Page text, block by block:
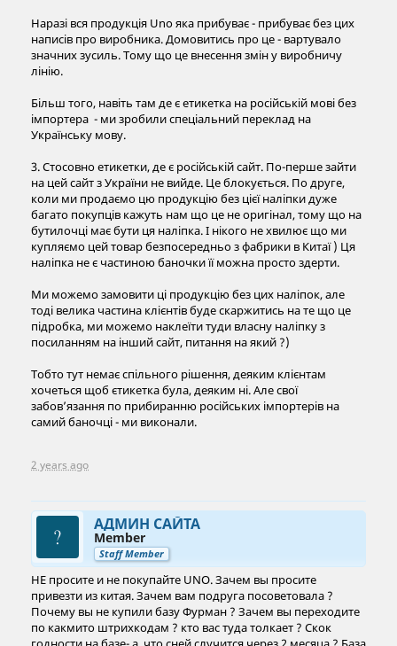
Наразі вся продукція Uno яка прибуває - прибуває без цих
написів про виробника. Домовитись про це - вартувало
значних зусиль. Тому що це внесення змін у виробничу
лінію.
Більш того, навіть там де є етикетка на російській мові без
імпортера - ми зробили спеціальний переклад на
Українську мову.
3. Стосовно етикетки, де є російській сайт. По-перше зайти
на цей сайт з України не вийде. Це блокується. По друге,
коли ми продаємо цю продукцію без цієї наліпки дуже
багато покупців кажуть нам що це не оригінал, тому що на
бутилочці має бути ця наліпка. І нікого не хвилює що ми
купляємо цей товар безпосередньо з фабрики в Китаї ) Ця
наліпка не є частиною баночки її можна просто здерти.
Ми можемо замовити ці продукцію без цих наліпок, але
тоді велика частина клієнтів буде скаржитись на те що це
підробка, ми можемо наклеїти туди власну наліпку з
посиланням на інший сайт, питання на який ?)
Тобто тут немає спільного рішення, деяким клієнтам
хочеться щоб єтикетка була, деяким ні. Але свої
забовʼязання по прибиранню російських імпортерів на
самий баночці - ми виконали.
2 years ago
АДМИН САЙТА
Member
Staff Member
НЕ просите и не покупайте UNO. Зачем вы просите
привезти из китая. Зачем вам подруга посоветовала ?
Почему вы не купили базу Фурман ? Зачем вы переходите
по какмито штрихкодам ? кто вас туда толкает ? Скок